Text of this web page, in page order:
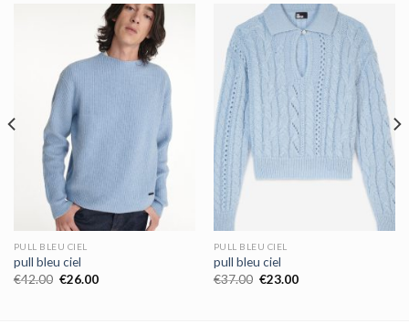
PULL BLEU CIEL
pull bleu ciel
€42.00 €26.00
PULL BLEU CIEL
pull bleu ciel
€37.00 €23.00